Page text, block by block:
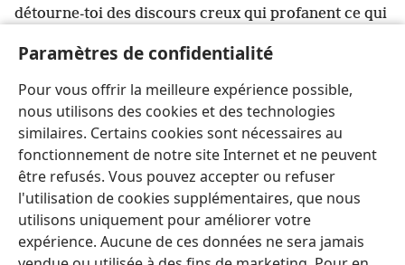
Paramètres de confidentialité
Pour vous offrir la meilleure expérience possible,
nous utilisons des cookies et des technologies
similaires. Certains cookies sont nécessaires au
fonctionnement de notre site Internet et ne peuvent
être refusés. Vous pouvez accepter ou refuser
l'utilisation de cookies supplémentaires, que nous
utilisons uniquement pour améliorer votre
expérience. Aucune de ces données ne sera jamais
détourne-toi des discours creux qui profanent ce qui
appelle à tort « connaissance+». 21
fait étalage d’une telle connaissance, certains se sont
écartés de la foi.
Que la faveur imméritée soit avec vous.
Français Partager Préférences
Copyright © 2026 Watch Tower Bible and Tract Society of Pennsylvania